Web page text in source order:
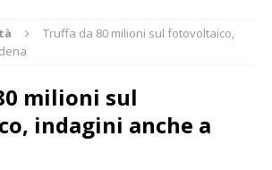
Truffa da 80 milioni sul fotovoltaico,
milioni sul
indagini anche a